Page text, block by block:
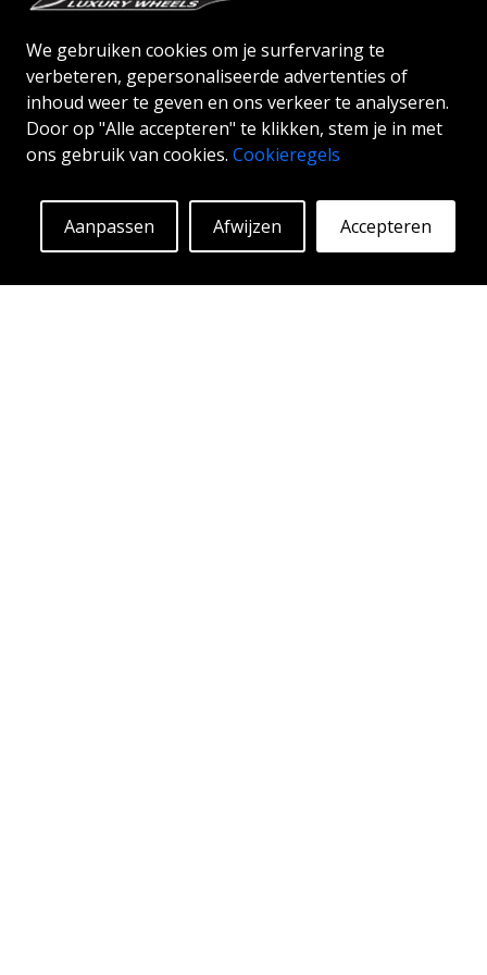
We gebruiken cookies om je surfervaring te
verbeteren, gepersonaliseerde advertenties of
inhoud weer te geven en ons verkeer te analyseren.
Door op "Alle accepteren" te klikken, stem je in met
ons gebruik van cookies. Cookieregels
Accepteren
Afwijzen
Aanpassen
velgproductie, met een focus op modern en
aantrekkelijk ontwerp, hoge capaciteit en een
veilige rit.
BLACK / RED STRIPE
18"|19"
Vanaf:
234€ Meer info